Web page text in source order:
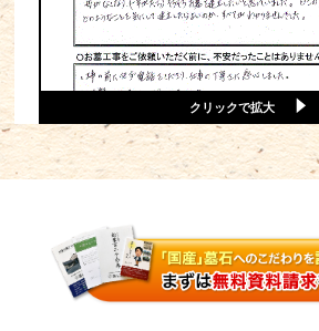
クリックで拡大